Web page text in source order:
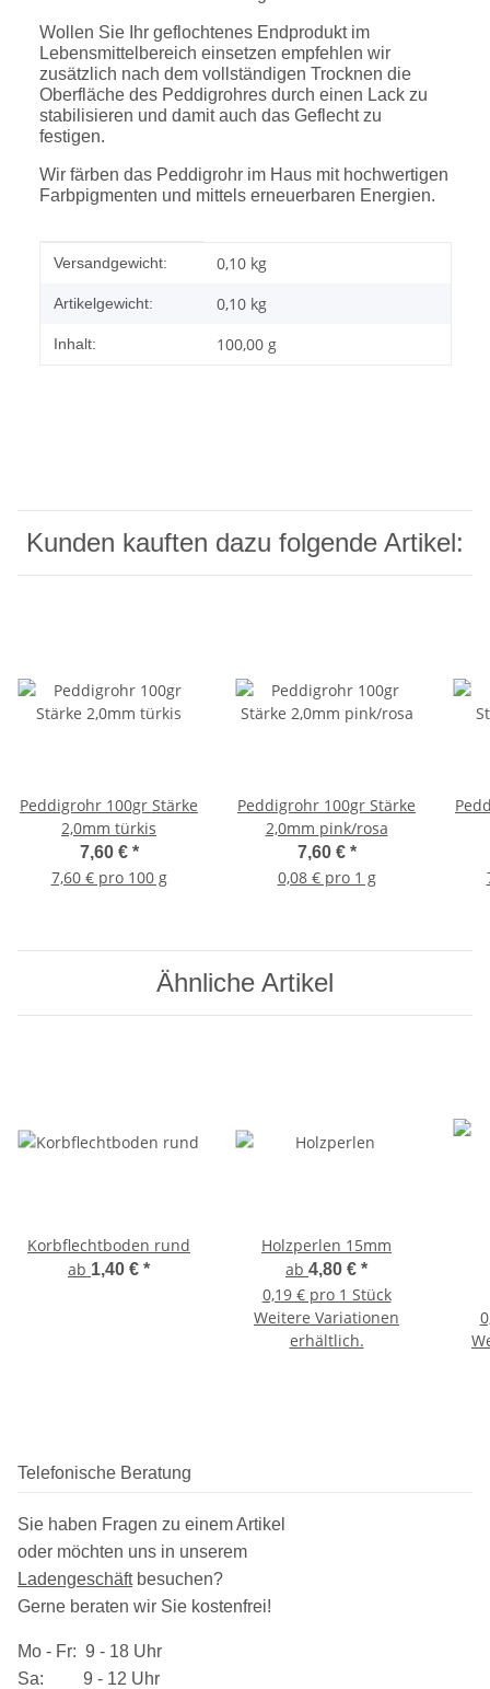
Wollen Sie Ihr geflochtenes Endprodukt im
Lebensmittelbereich einsetzen empfehlen wir
zusätzlich nach dem vollständigen Trocknen die
Oberfläche des Peddigrohres durch einen Lack zu
stabilisieren und damit auch das Geflecht zu
festigen.
Wir färben das Peddigrohr im Haus mit hochwertigen
Farbpigmenten und mittels erneuerbaren Energien.
Produkteigenschaft
Wert
Versandgewicht: 0,10 kg
Artikelgewicht: 0,10 kg
Inhalt: 100,00 g
Kunden kauften dazu folgende Artikel:
Peddigrohr 100gr Stärke
2,0mm türkis
7,60 € *
7,60 € pro 100 g
Peddigrohr 100gr Stärke
2,0mm pink/rosa
7,60 € *
0,08 € pro 1 g
Ähnliche Artikel
Korbflechtboden rund
ab 1,40 € *
Holzperlen 15mm
ab 4,80 € *
0,19 € pro 1 Stück
Weitere Variationen
erhältlich.
Telefonische Beratung
Sie haben Fragen zu einem Artikel
oder möchten uns in unserem
Ladengeschäftbesuchen?
Gerne beraten wir Sie kostenfrei!
Mo - Fr: 9 - 18 Uhr
Sa: 9 - 12 Uhr